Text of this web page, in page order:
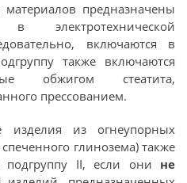
предназначены
электротехнической
включаются в
также включаются
обжигом стеатита,
прессованием.
изделия из огнеупорных
глинозема) также
II, если они не